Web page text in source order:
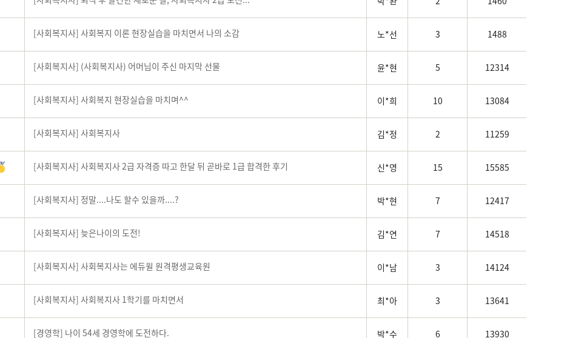
[사회복지사] 사회복지 이론 현장실습을 마치면서 나의 소감 노*선 3 1488
[사회복지사] (사회복지사) 어머님이 주신 마지막 선물 윤*현 5 12314
[사회복지사] 사회복지 현장실습을 마치며^^ 이*희 10 13084
[사회복지사] 사회복지사 김*정 2 11259
[사회복지사] 사회복지사 2급 자격증 따고 한달 뒤 곧바로 1급 합격한 후기 신*영 15 15585
[사회복지사] 정말....나도 할수 있을까....? 박*현 7 12417
[사회복지사] 늦은나이의 도전! 김*연 7 14518
[사회복지사] 사회복지사는 에듀윌 원격평생교육원 이*남 3 14124
[사회복지사] 사회복지사 1학기를 마치면서 최*아 3 13641
[경영학] 나이 54세 경영학에 도전하다. 박*수 6 13930